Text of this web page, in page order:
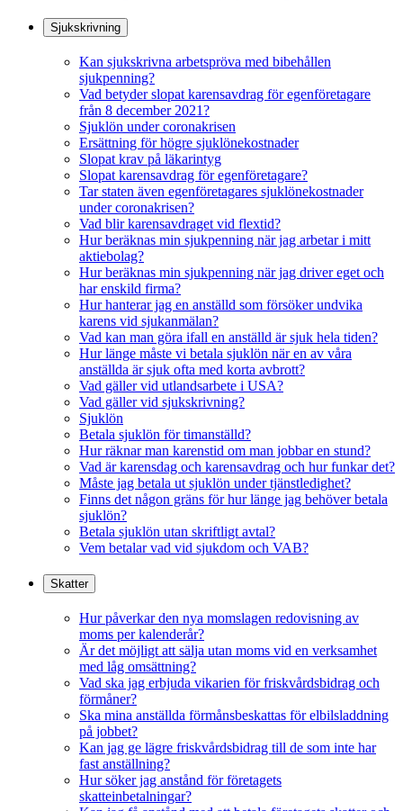
Sjukskrivning
Kan sjukskrivna arbetspröva med bibehållen
sjukpenning?
Vad betyder slopat karensavdrag för egenföretagare
från 8 december 2021?
Sjuklön under coronakrisen
Ersättning för högre sjuklönekostnader
Slopat krav på läkarintyg
Slopat karensavdrag för egenföretagare?
Tar staten även egenföretagares sjuklönekostnader
under coronakrisen?
Vad blir karensavdraget vid flextid?
Hur beräknas min sjukpenning när jag arbetar i mitt
aktiebolag?
Hur beräknas min sjukpenning när jag driver eget och
har enskild firma?
Hur hanterar jag en anställd som försöker undvika
karens vid sjukanmälan?
Vad kan man göra ifall en anställd är sjuk hela tiden?
Hur länge måste vi betala sjuklön när en av våra
anställda är sjuk ofta med korta avbrott?
Vad gäller vid utlandsarbete i USA?
Vad gäller vid sjukskrivning?
Sjuklön
Betala sjuklön för timanställd?
Hur räknar man karenstid om man jobbar en stund?
Vad är karensdag och karensavdrag och hur funkar det?
Måste jag betala ut sjuklön under tjänstledighet?
Finns det någon gräns för hur länge jag behöver betala
sjuklön?
Betala sjuklön utan skriftligt avtal?
Vem betalar vad vid sjukdom och VAB?
Skatter
Hur påverkar den nya momslagen redovisning av
moms per kalenderår?
Är det möjligt att sälja utan moms vid en verksamhet
med låg omsättning?
Vad ska jag erbjuda vikarien för friskvårdsbidrag och
förmåner?
Ska mina anställda förmånsbeskattas för elbilsladdning
på jobbet?
Kan jag ge lägre friskvårdsbidrag till de som inte har
fast anställning?
Hur söker jag anstånd för företagets
skatteinbetalningar?